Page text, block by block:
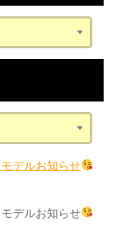
デルお知らせ
デルお知らせ